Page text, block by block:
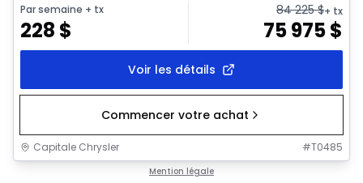
Par semaine + tx
228 $
84 225$+ tx
75 975$
Voir les détails
Commencer votre achat
Capitale Chrysler #T0485
Mention légale